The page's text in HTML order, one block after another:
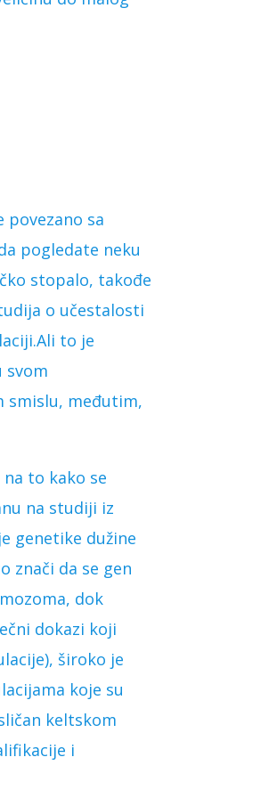
sa
pogledate neku
stopalo, takođe
o učestalosti
to je
svom
smislu, međutim,
to kako se
na studiji iz
genetike dužine
znači da se gen
dok
dokazi koji
široko je
koje su
keltskom
i